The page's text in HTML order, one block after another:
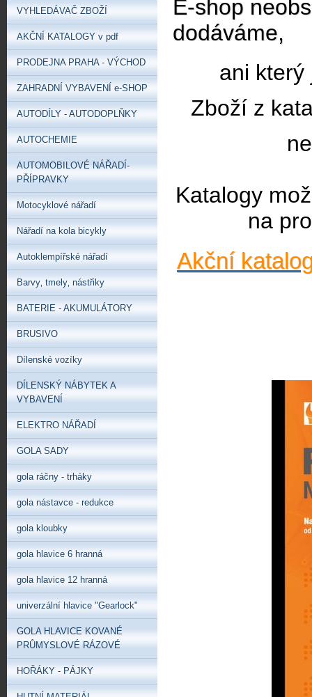
E-shop
dodáváme,
ani který
Zboží z
Katalogy
na
Akční
VYHLEDÁVAČ ZBOŽÍ
AKČNÍ KATALOGY v pdf
PRODEJNA PRAHA - VÝCHOD
ZAHRADNÍ VYBAVENÍ e-SHOP
AUTODÍLY - AUTODOPLŇKY
AUTOCHEMIE
AUTOMOBILOVÉ NÁŘADÍ-
PŘÍPRAVKY
Motocyklové nářadí
Nářadí na kola bicykly
Autoklempířské nářadí
Barvy‚ tmely‚ nástřiky
BATERIE - AKUMULÁTORY
BRUSIVO
Dílenské vozíky
DÍLENSKÝ NÁBYTEK A
VYBAVENÍ
ELEKTRO NÁŘADÍ
GOLA SADY
gola ráčny - trháky
gola nástavce - redukce
gola kloubky
gola hlavice 6 hranná
gola hlavice 12 hranná
univerzální hlavice "Gearlock"
GOLA HLAVICE KOVANÉ
PRŮMYSLOVÉ RÁZOVÉ
HOŘÁKY - PÁJKY